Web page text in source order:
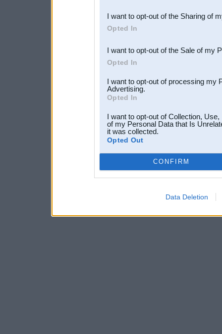
Downstream Participants
third parties.
I want to opt-out of the Sharing of
Opted In
I want to opt-out of the Sale of my
Opted In
I want to opt-out of processing my
Advertising.
Opted In
I want to opt-out of Collection,
of my Personal Data that Is
it was collected.
Opted Out
CONFIRM
Data Deletion